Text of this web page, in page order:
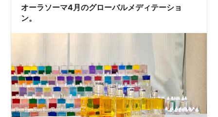
オーラソーマ4月のグローバルメディテーショ
ン。